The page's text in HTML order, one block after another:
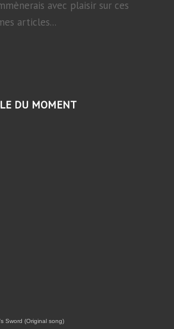
avec plaisir sur ces
articles...
DU MOMENT
Sword (Original song)